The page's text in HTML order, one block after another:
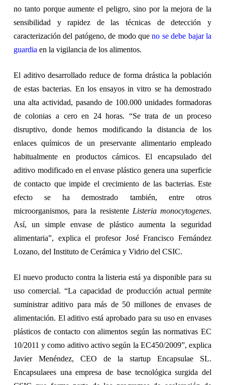
no tanto porque aumente el peligro, sino por la mejora de la
sensibilidad y rapidez de las técnicas de detección y
caracterización del patógeno, de modo queno se debe bajar la
guardia en la vigilancia de los alimentos.
El aditivo desarrollado reduce de forma drástica la población
de estas bacterias. En los ensayos in vitro se ha demostrado
una alta actividad, pasando de 100.000 unidades formadoras
de colonias a cero en 24 horas. “Se trata de un proceso
disruptivo, donde hemos modificando la distancia de los
enlaces químicos de un preservante alimentario empleado
habitualmente en productos cárnicos. El encapsulado del
aditivo modificado en el envase plástico genera una superficie
de contacto que impide el crecimiento de las bacterias. Este
efecto se ha demostrado también, entre otros
microorganismos, para la resistente Listeria monocytogenes.
Así, un simple envase de plástico aumenta la seguridad
alimentaria”, explica el profesor José Francisco Fernández
Lozano, del Instituto de Cerámica y Vidrio del CSIC.
El nuevo producto contra la listeria está ya disponible para su
uso comercial. “La capacidad de producción actual permite
suministrar aditivo para más de 50 millones de envases de
alimentación. El aditivo está aprobado para su uso en envases
plásticos de contacto con alimentos según las normativas EC
10/2011 y como aditivo activo según la EC450/2009”, explica
Javier Menéndez, CEO de la startup Encapsulae SL.
Encapsulaees una empresa de base tecnológica surgida del